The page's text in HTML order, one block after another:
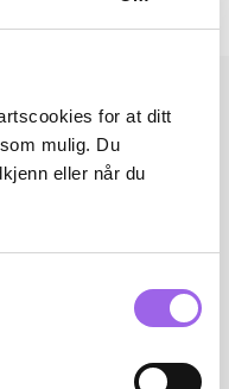
for at ditt
mulig. Du
eller når du